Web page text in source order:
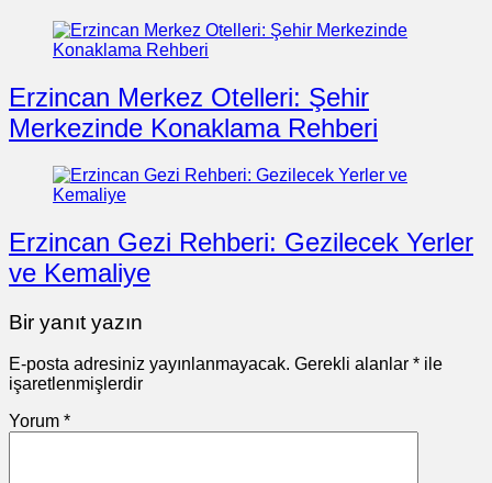
Erzincan Merkez Otelleri: Şehir
Merkezinde Konaklama Rehberi
Erzincan Gezi Rehberi: Gezilecek Yerler
ve Kemaliye
Bir yanıt yazın
E-posta adresiniz yayınlanmayacak. Gerekli alanlar * ile
işaretlenmişlerdir
Yorum *